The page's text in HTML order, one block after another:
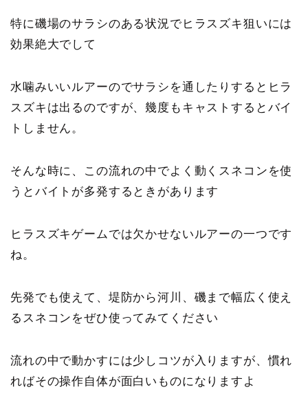
特に磯場のサラシのある状況でヒラスズキ狙いには
効果絶大でして
水噛みいいルアーのでサラシを通したりするとヒラ
スズキは出るのですが、幾度もキャストするとバイ
トしません。
そんな時に、この流れの中でよく動くスネコンを使
うとバイトが多発するときがあります
ヒラスズキゲームでは欠かせないルアーの一つです
ね。
先発でも使えて、堤防から河川、磯まで幅広く使え
るスネコンをぜひ使ってみてください
流れの中で動かすには少しコツが入りますが、慣れ
ればその操作自体が面白いものになりますよ